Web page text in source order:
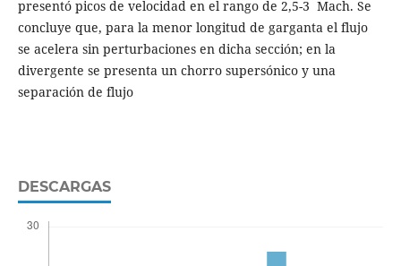
presentó picos de velocidad en el rango de 2,5-3 Mach. Se
concluye que, para la menor longitud de garganta el flujo
se acelera sin perturbaciones en dicha sección; en la
divergente se presenta un chorro supersónico y una
separación de flujo
DESCARGAS